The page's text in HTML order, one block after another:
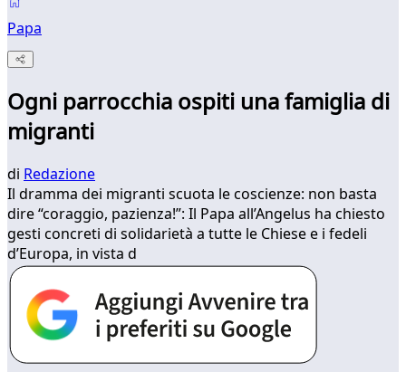
Papa
Ogni parrocchia ospiti una famiglia di
migranti
di Redazione
Il dramma dei migranti scuota le coscienze: non basta
dire “coraggio, pazienza!”: Il Papa all’Angelus ha chiesto
gesti concreti di solidarietà a tutte le Chiese e i fedeli
d’Europa, in vista d